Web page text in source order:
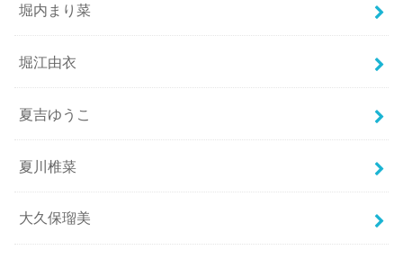
堀内まり菜
堀江由衣
夏吉ゆうこ
夏川椎菜
大久保瑠美